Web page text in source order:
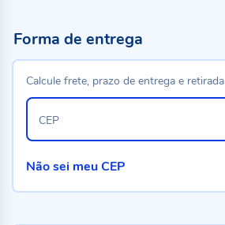
Forma de entrega
Calcule frete, prazo de entrega e retirada
CEP
Não sei meu CEP